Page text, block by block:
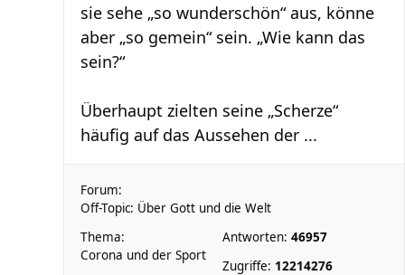
sie sehe „so wunderschön“ aus, könne
aber „so gemein“ sein. „Wie kann das
sein?“
Überhaupt zielten seine „Scherze“
häufig auf das Aussehen der ...
Forum:
Off-Topic: Über Gott und die Welt
Thema:
Corona und der Sport
Antworten: 46957
Zugriffe: 12214276